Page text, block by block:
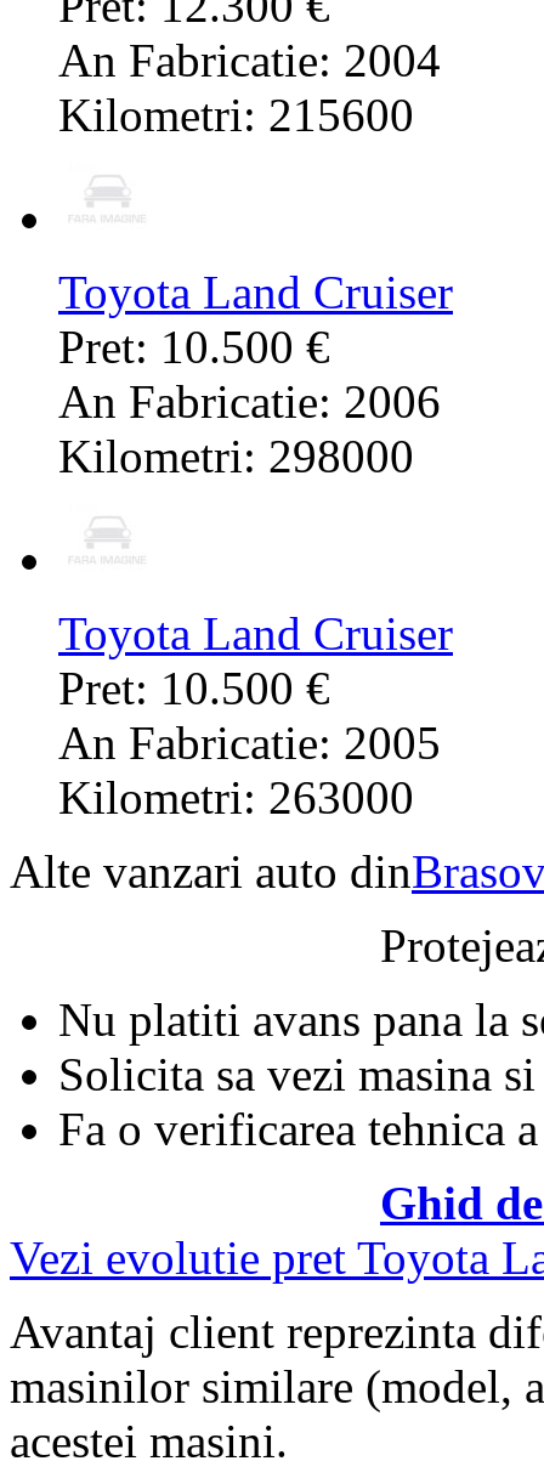
An Fabricatie: 2004
Kilometri: 215600
Toyota Land Cruiser
Pret: 10.500 €
An Fabricatie: 2006
Kilometri: 298000
Toyota Land Cruiser
Pret: 10.500 €
An Fabricatie: 2005
Kilometri: 263000
Alte vanzari auto din
Nu platiti avans pana la
Solicita sa vezi masina si
Fa o verificarea tehnica
Ghid
Vezi evolutie pret Toyota
Avantaj client reprezinta
masinilor similare (model,
acestei masini.